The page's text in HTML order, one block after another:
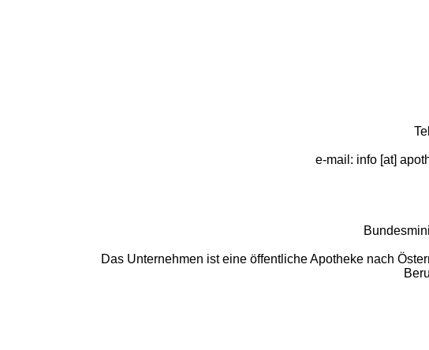
e-mail: info [at]
Das Unternehmen ist eine öffentliche Apotheke nach